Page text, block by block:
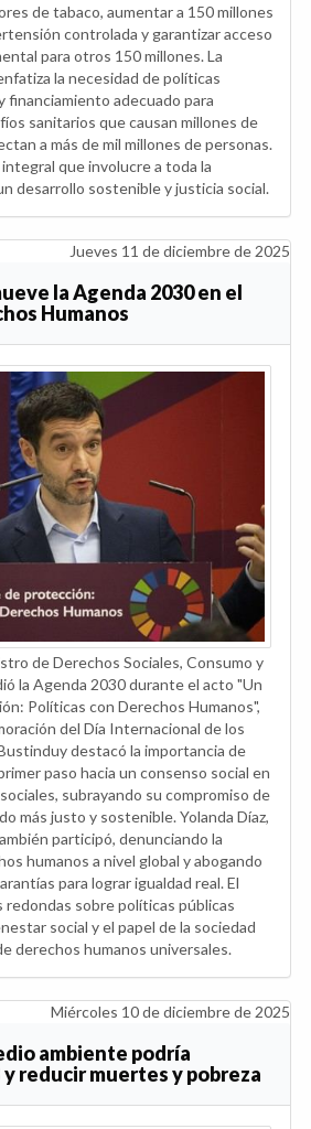
de tabaco, aumentar a 150 millones
controlada y garantizar acceso
para otros 150 millones. La
la necesidad de políticas
financiamiento adecuado para
sanitarios que causan millones de
a más de mil millones de personas.
que involucre a toda la
desarrollo sostenible y justicia social.
Jueves 11 de diciembre de 2025
la Agenda 2030 en el
Humanos
de Derechos Sociales, Consumo y
la Agenda 2030 durante el acto "Un
Políticas con Derechos Humanos",
del Día Internacional de los
destacó la importancia de
paso hacia un consenso social en
subrayando su compromiso de
más justo y sostenible. Yolanda Díaz,
participó, denunciando la
humanos a nivel global y abogando
para lograr igualdad real. El
redondas sobre políticas públicas
social y el papel de la sociedad
derechos humanos universales.
Miércoles 10 de diciembre de 2025
ambiente podría
reducir muertes y pobreza